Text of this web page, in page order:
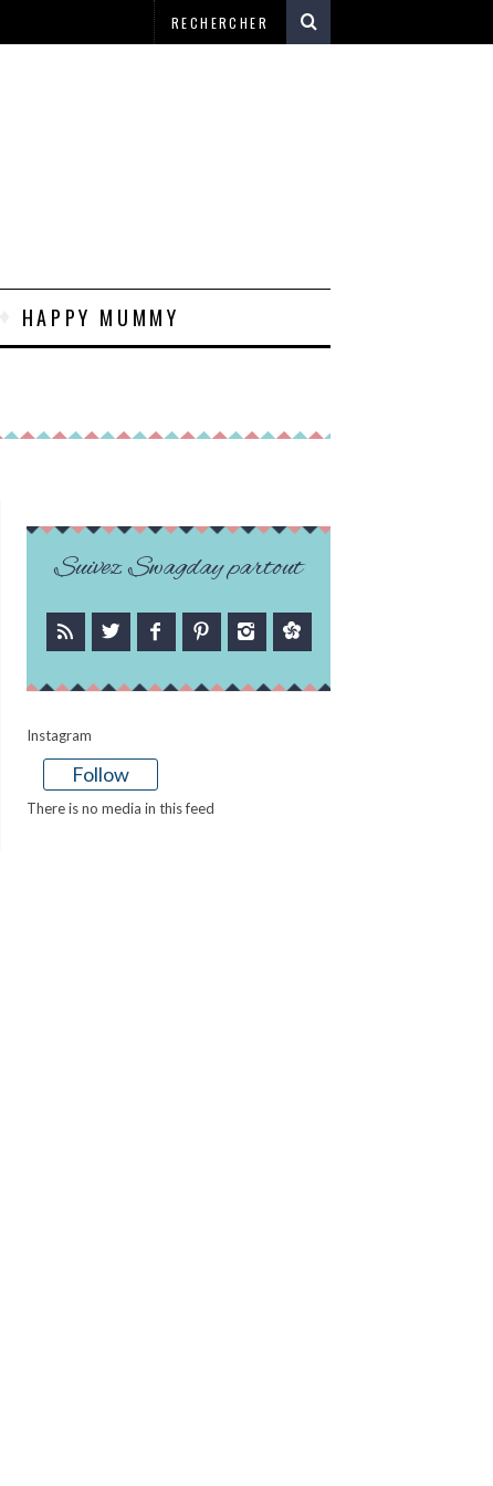
HAPPY MUMMY
Suivez Swagday partout
Instagram
Follow
There is no media in this feed